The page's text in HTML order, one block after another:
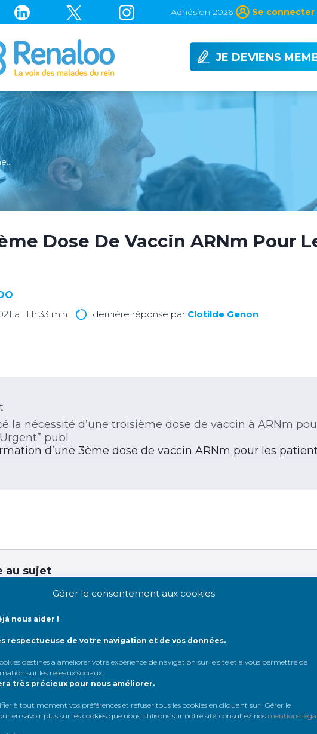
Gérer le consentement aux cookies
nous aider !
respectueuse de votre navigation et de vos données.
destinés à améliorer votre expérience de navigation sur le site et à vous permettre de
sur les réseaux sociaux.
très précieux pour nous améliorer.
à tout moment vos préférences et refuser tous les cookies en cliquant sur "Gérer le
en savoir plus sur les cookies que nous utilisons sur notre site, consultez nos mentions
Adhésion 2026 Se connecter
JE DEVIENS
Dose De Vaccin ARNm Pour
à 11 h 33 min dernière réponse par Clotilde Genon
la nécessité d’une troisième dose de vaccin à ARNm
publ
d’une 3ème dose de vaccin ARNm pour les
au sujet
passe:
Rester connecté
Connexion